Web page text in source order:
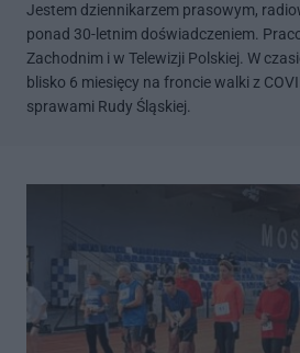
Jestem dziennikarzem prasowym,
ponad 30-letnim doświadczeniem.
Zachodnim i w Telewizji Polskiej. W
blisko 6 miesięcy na froncie walki z
sprawami Rudy Śląskiej.